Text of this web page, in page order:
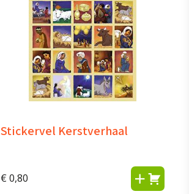
Stickervel Kerstverhaal
€ 0,80